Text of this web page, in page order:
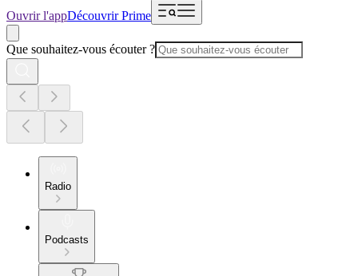
Ouvrir l'appDécouvrir Prime
Que souhaitez-vous écouter ?
Radio
Podcasts